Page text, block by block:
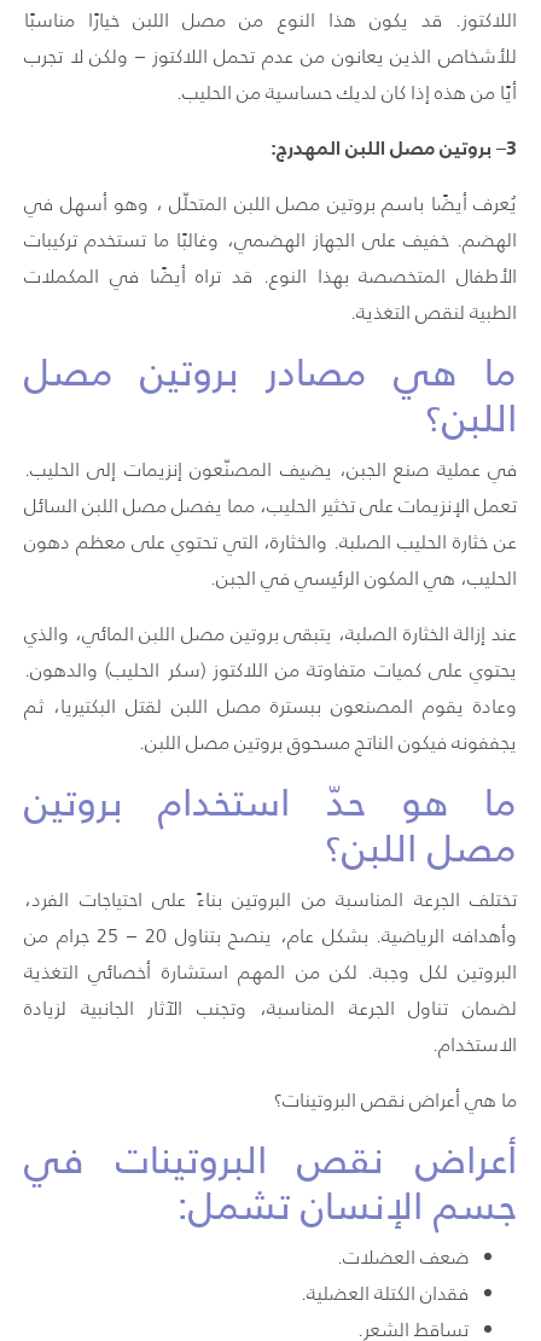
اللاكتوز. قد يكون هذا النوع من مصل اللبن خيارًا مناسبًا
للأشخاص الذين يعانون من عدم تحمل اللاكتوز – ولكن لا تجرب
أيًا من هذه إذا كان لديك حساسية من الحليب.
3– بروتين مصل اللبن المهدرج:
يُعرف أيضًا باسم بروتين مصل اللبن المتحلّل ، وهو أسهل في
الهضم. خفيف على الجهاز الهضمي، وغالبًا ما تستخدم تركيبات
الأطفال المتخصصة بهذا النوع. قد تراه أيضًا في المكملات
الطبية لنقص التغذية.
ما هي مصادر بروتين مصل
اللبن؟
في عملية صنع الجبن، يضيف المصنّعون إنزيمات إلى الحليب.
تعمل الإنزيمات على تخثير الحليب، مما يفصل مصل اللبن السائل
عن خثارة الحليب الصلبة. والخثارة، التي تحتوي على معظم دهون
الحليب، هي المكون الرئيسي في الجبن.
عند إزالة الخثارة الصلبة، يتبقى بروتين مصل اللبن المائي، والذي
يحتوي على كميات متفاوتة من اللاكتوز (سكر الحليب) والدهون.
وعادة يقوم المصنعون ببسترة مصل اللبن لقتل البكتيريا، ثم
يجففونه فيكون الناتج مسحوق بروتين مصل اللبن.
ما هو حدّ استخدام بروتين
مصل اللبن؟
تختلف الجرعة المناسبة من البروتين بناءً على احتياجات الفرد،
وأهدافه الرياضية. بشكل عام، ينصح بتناول 20 – 25 جرام من
البروتين لكل وجبة. لكن من المهم استشارة أخصائي التغذية
لضمان تناول الجرعة المناسبة، وتجنب الآثار الجانبية لزيادة
الاستخدام.
ما هي أعراض نقص البروتينات؟
أعراض نقص البروتينات في
جسم الإنسان تشمل:
ضعف العضلات.
فقدان الكتلة العضلية.
تساقط الشعر.